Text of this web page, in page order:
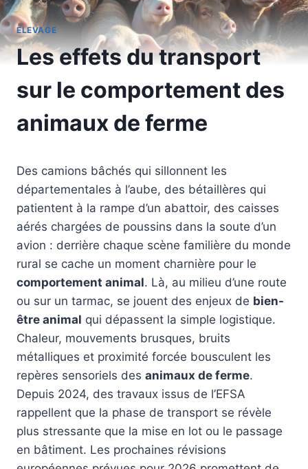
ELEVAGE
Les effets du transport
sur le comportement des
animaux de ferme
Des camions bâchés qui sillonnent les
départementales à l’aube, des bétaillères qui
patientent à la rampe d’un abattoir, des caisses
aérés chargées de poussins dans la soute d’un
avion : derrière chaque scène familière du monde
rural se cache un moment charnière pour le
comportement animal. Là, au milieu d’une route
ou sur un tarmac, se jouent des enjeux de bien-
être animal qui dépassent la simple logistique.
Chaleur, mouvements brusques, bruits
métalliques et proximité forcée bousculent les
repères sensoriels des animaux de ferme.
Depuis 2024, des travaux issus de l’EFSA
rappellent que la phase de transport se révèle
plus stressante que la mise en lot ou le passage
en bâtiment. Les prochaines révisions